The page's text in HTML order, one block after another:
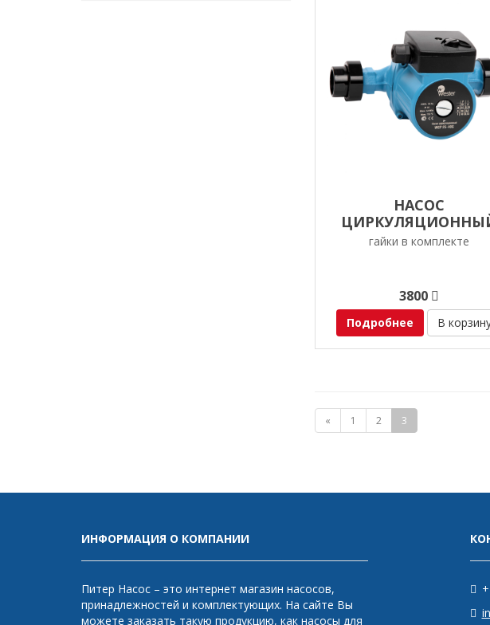
НАСОС
WESTER WCP 32-60G
гайки в комплекте
3800
Подробнее В
« 1 2 3
ИНФОРМАЦИЯ О КОМПАНИИ
Питер Насос – это интернет магазин насосов,
принадлежностей и комплектующих. На сайте Вы
можете заказать такую продукцию, как насосы для